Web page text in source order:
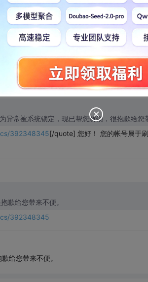
转发到动态 举报
常被系统锁定，现已帮您解锁，很抱歉给您
392348345[/quote] 您好！ 您的帐号属于
歉给您带来不便。
392348345
给您带来不便。